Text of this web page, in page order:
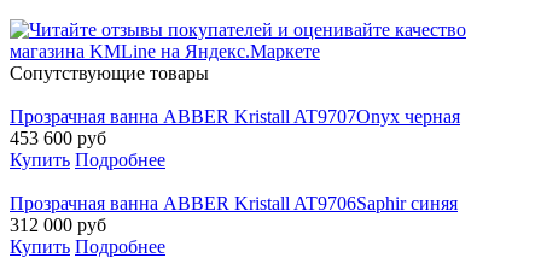
Cопутствующие товары
Прозрачная ванна ABBER Kristall AT9707Onyx черная
453 600 руб
Купить Подробнее
Прозрачная ванна ABBER Kristall AT9706Saphir синяя
312 000 руб
Купить Подробнее